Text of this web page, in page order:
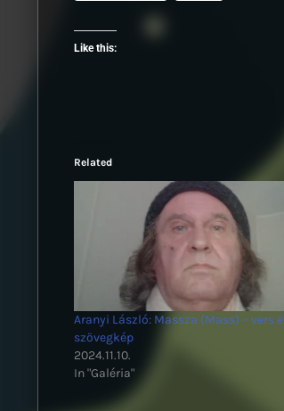
Like this:
Related
Aranyi László: Massza (Mass) – vers
szövegkép
2024.11.10.
In "Galéria"